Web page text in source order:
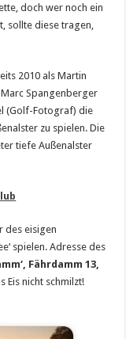
doch wer noch ein
sollte diese tragen,
2010 als Martin
Marc Spangenberger
(Golf-Fotograf) die
zu spielen. Die
tiefe Außenalster
des eisigen
spielen. Adresse des
Fährdamm 13,
Eis nicht schmilzt!